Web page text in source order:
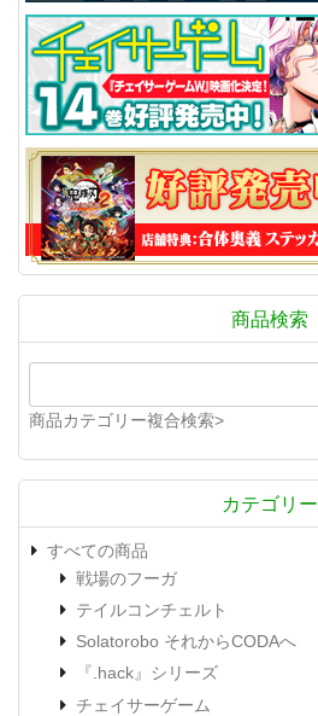
商品検索
商品カテゴリー複合検索>
カテゴリー
すべての商品
戦場のフーガ
テイルコンチェルト
Solatorobo それからCODAへ
『.hack』シリーズ
チェイサーゲーム